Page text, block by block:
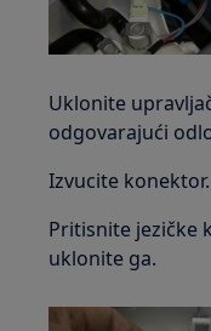
Uklonite
odgovarajući
Izvucite konektor.
Pritisnite jezičke
uklonite ga.